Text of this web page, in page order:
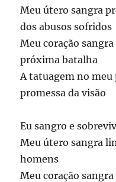
Meu útero sangra
dos abusos sofridos
Meu coração
próxima batalha
A tatuagem no meu
promessa da visão
Eu sangro e
Meu útero sangra
homens
Meu coração